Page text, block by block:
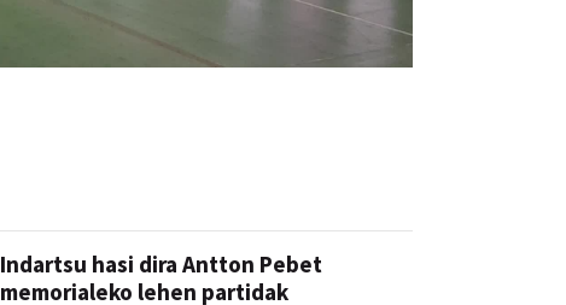
Indartsu hasi dira Antton Pebet
memorialeko lehen partidak